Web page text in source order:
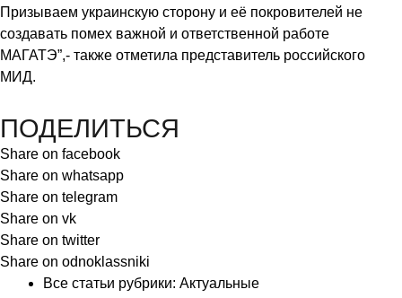
Призываем украинскую сторону и её покровителей не
создавать помех важной и ответственной работе
МАГАТЭ”,- также отметила представитель российского
МИД.
ПОДЕЛИТЬСЯ
Share on facebook
Share on whatsapp
Share on telegram
Share on vk
Share on twitter
Share on odnoklassniki
Все статьи рубрики: Актуальные